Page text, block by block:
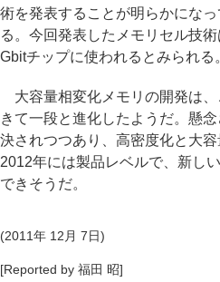
術を発表することが明らかになっ
る。今回発表したメモリセル技
Gbitチップに使われるとみられる
大容量相変化メモリの開発は、
きて一段と進化したようだ。懸
決されつつあり、高密度化と大容
2012年には製品レベルで、新し
できそうだ。
(2011年 12月 7日)
[Reported by 福田 昭]